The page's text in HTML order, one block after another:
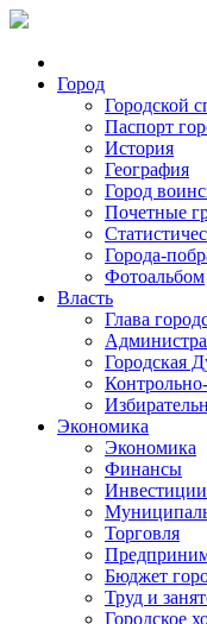
Город
Городской
Паспорт
История
География
Город
Почетные
Города-
Фотоальбом
Власть
Глава
Городская
Экономика
Экономика
Финансы
Инвестиции
Торговля
Бюджет
Труд и
Городское